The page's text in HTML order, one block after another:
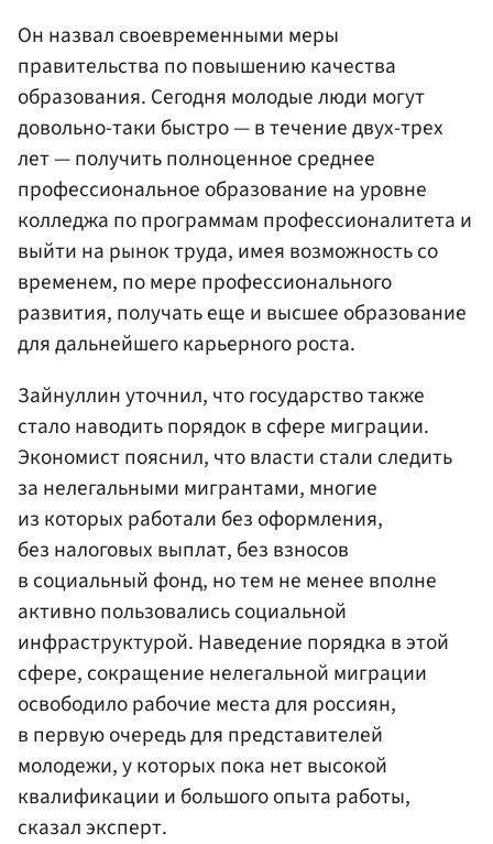
Он назвал своевременными меры
правительства по повышению качества
образования. Сегодня молодые люди могут
довольно-таки быстро — в течение двух-трех
лет — получить полноценное среднее
профессиональное образование на уровне
колледжа по программам профессионалитета и
выйти на рынок труда, имея возможность со
временем, по мере профессионального
развития, получать еще и высшее образование
для дальнейшего карьерного роста.
Зайнуллин уточнил, что государство также
стало наводить порядок в сфере миграции.
Экономист пояснил, что власти стали следить
за нелегальными мигрантами, многие
из которых работали без оформления,
без налоговых выплат, без взносов
в социальный фонд, но тем не менее вполне
активно пользовались социальной
инфраструктурой. Наведение порядка в этой
сфере, сокращение нелегальной миграции
освободило рабочие места для россиян,
в первую очередь для представителей
молодежи, у которых пока нет высокой
квалификации и большого опыта работы,
сказал эксперт.